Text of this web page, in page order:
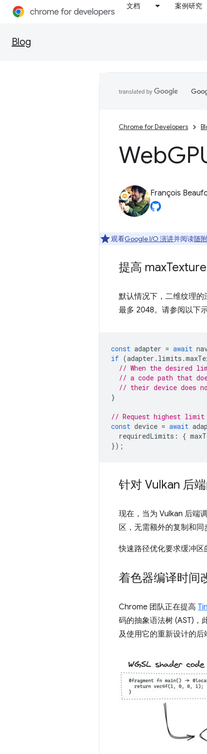
文档 案例研究
Blog
Chrome for Developers
Web
François
观看Google I/O 演讲并阅读随
提高 maxTexture
默认情况下，二维纹理
最多 2048。请参阅以下
const adapter = await
if (adapter . limits .
// When the desired
// a code path that
// their device does
}
// Request highest
const device = await
requiredLimits : {
});
针对 Vulkan 后
现在，当为 Vulkan 后端
区，无需额外的复制和同
快速路径优化要求缓冲
着色器编译时间
Chrome 团队正在提高
码的抽象语法树 (AST)，
及使用它的重新设计的后